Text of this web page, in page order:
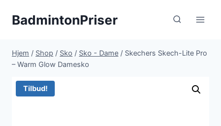
BadmintonPriser
Hjem / Shop / Sko / Sko - Dame / Skechers Skech-Lite Pro
– Warm Glow Damesko
Tilbud!